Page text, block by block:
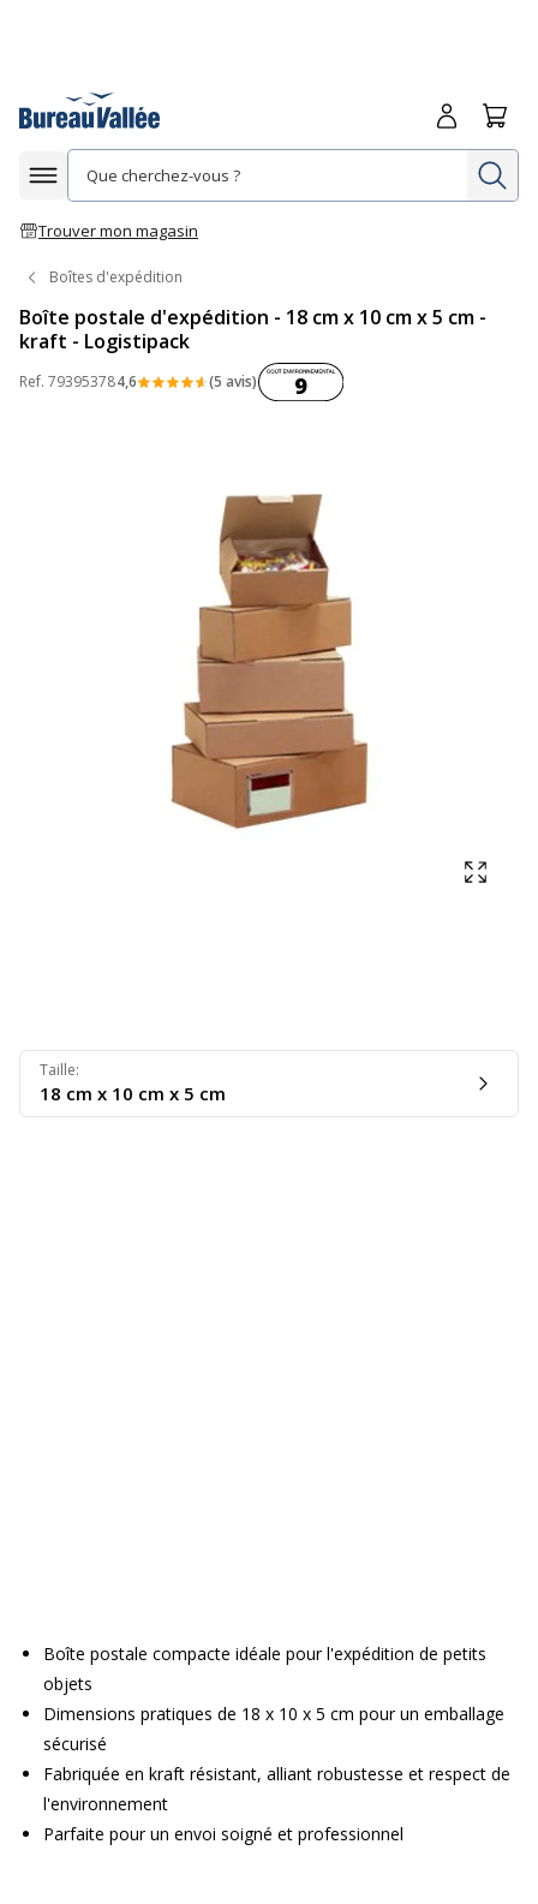
Afficher la navigation
Trouver mon magasin
Me
Boîtes d'expédition
Boîte postale d'expédition - 18 cm x 10 cm x 5 cm -
kraft - Logistipack
Ref. 793953784,6 (5 avis)Coût environnemental :
9
Taille:
18 cm x 10 cm x 5 cm
Boîte postale compacte idéale pour l'expédition de petits
objets
Dimensions pratiques de 18 x 10 x 5 cm pour un emballage
sécurisé
Fabriquée en kraft résistant, alliant robustesse et respect de
l'environnement
Parfaite pour un envoi soigné et professionnel